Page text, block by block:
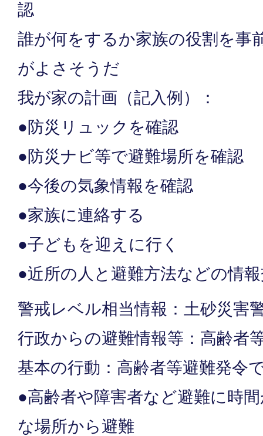
認
誰が何をするか家族の役割を事
がよさそうだ
我が家の計画（記入例）：
●防災リュックを確認
●防災ナビ等で避難場所を確認
●今後の気象情報を確認
●家族に連絡する
●子どもを迎えに行く
●近所の人と避難方法などの情
警戒レベル相当情報：土砂災害
行政からの避難情報等：高齢者
基本の行動：高齢者等避難発令
●高齢者や障害者など避難に時
な場所から避難